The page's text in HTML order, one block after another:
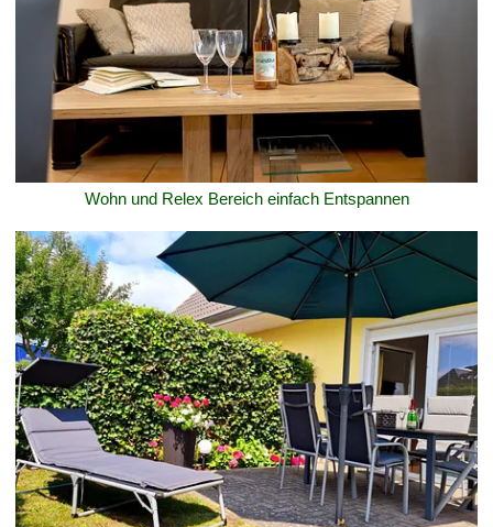
Wohn und Relex Bereich einfach Entspannen